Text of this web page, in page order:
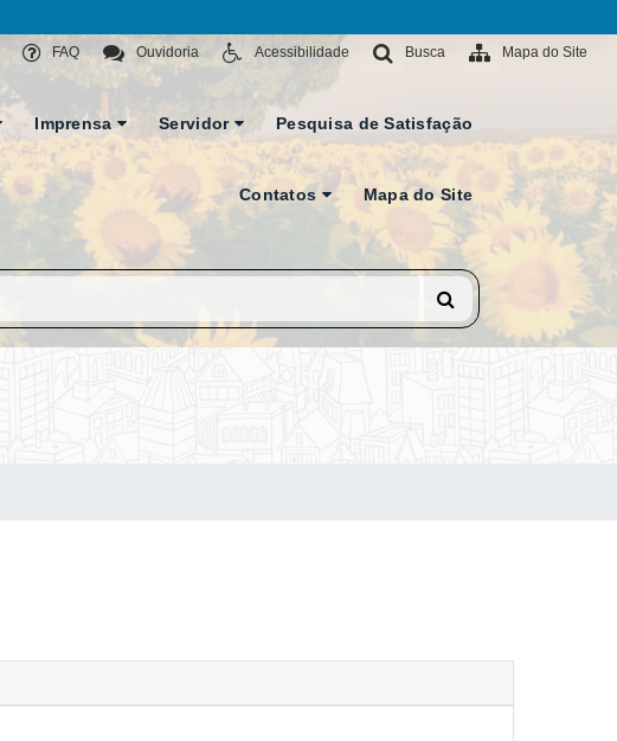
Mapa do Site
Busca
Acessibilidade
Ouvidoria
FAQ
Imprensa Servidor Pesquisa de Satisfação
Contatos Mapa do Site